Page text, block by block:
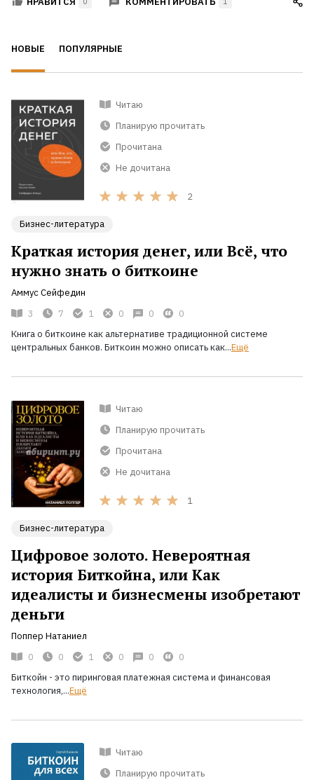
НОВЫЕ ПОПУЛЯРНЫЕ
Читаю
Планирую прочитать
Прочитана
Не дочитана
2
Бизнес-литература
Краткая история денег, или Всё, что
нужно знать о биткоине
Аммус Сейфедин
3
7 1 0 0
0
Книга о биткоине как альтернативе традиционной системе
центральных банков. Биткоин можно описать как...Ещё
Читаю
Планирую прочитать
Прочитана
Не дочитана
1
Бизнес-литература
Цифровое золото. Невероятная
история Биткойна, или Как
идеалисты и бизнесмены изобретают
деньги
Поппер Натаниел
0
0 1 0 0
0
Биткойн - это пиринговая платежная система и финансовая
технология,...Ещё
Читаю
Планирую прочитать